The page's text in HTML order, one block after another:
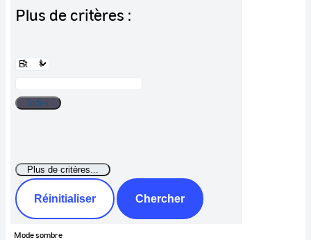
Plus de critères :
Réinitialiser Chercher
Mode sombre